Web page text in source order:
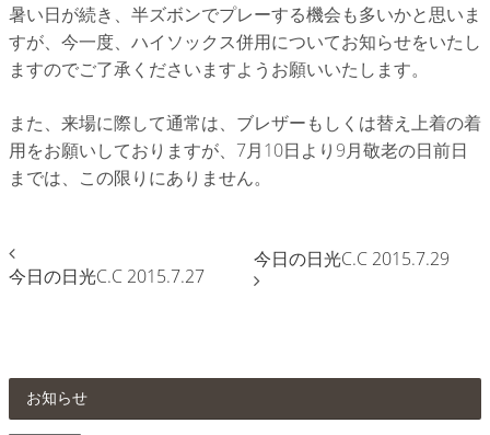
暑い日が続き、半ズボンでプレーする機会も多いかと思いま
すが、今一度、ハイソックス併用についてお知らせをいたし
ますのでご了承くださいますようお願いいたします。
また、来場に際して通常は、ブレザーもしくは替え上着の着
用をお願いしておりますが、7月10日より9月敬老の日前日
までは、この限りにありません。
今日の日光C.C 2015.7.27
今日の日光C.C 2015.7.29
お知らせ